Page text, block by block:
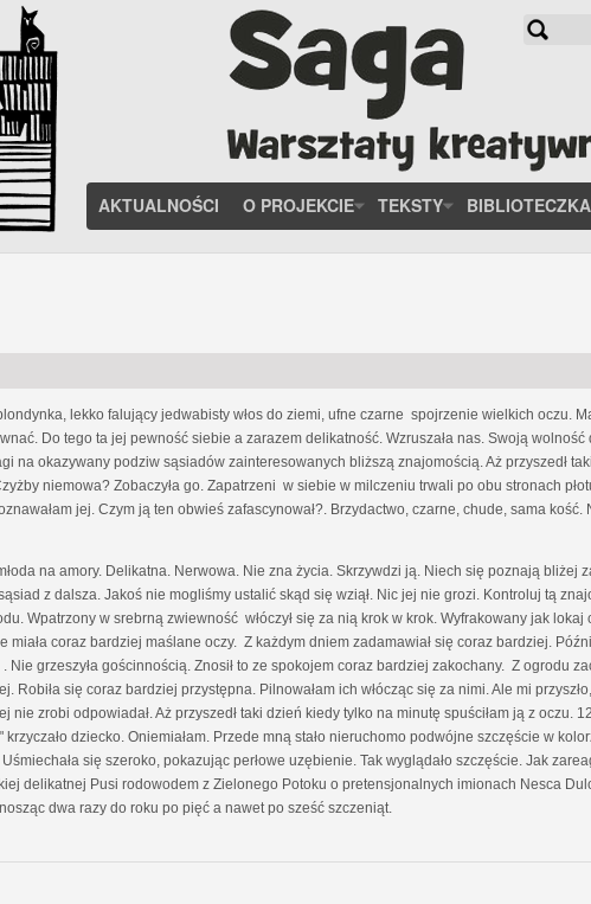
Szukaj
AKTUALNOŚCI O PROJEKCIE TEKSTY BIBLIOTECZKA
lekko falujący jedwabisty włos do ziemi, ufne czarne spojrzenie wielkich oczu.
Do tego ta jej pewność siebie a zarazem delikatność. Wzruszała nas. Swoją wolność
na okazywany podziw sąsiadów zainteresowanych bliższą znajomością. Aż przyszedł
niemowa? Zobaczyła go. Zapatrzeni w siebie w milczeniu trwali po obu stronach
jej. Czym ją ten obwieś zafascynował?. Brzydactwo, czarne, chude, sama kość.
na amory. Delikatna. Nerwowa. Nie zna życia. Skrzywdzi ją. Niech się poznają bliżej
z dalsza. Jakoś nie mogliśmy ustalić skąd się wziął. Nic jej nie grozi. Kontroluj tą
Wpatrzony w srebrną zwiewność włóczył się za nią krok w krok. Wyfrakowany jak lokaj
coraz bardziej maślane oczy. Z każdym dniem zadamawiał się coraz bardziej.
grzeszyła gościnnością. Znosił to ze spokojem coraz bardziej zakochany. Z ogrodu
Robiła się coraz bardziej przystępna. Pilnowałam ich włócząc się za nimi. Ale mi
nie zrobi odpowiadał. Aż przyszedł taki dzień kiedy tylko na minutę spuściłam ją z oczu.
krzyczało dziecko. Oniemiałam. Przede mną stało nieruchomo podwójne szczęście w
się szeroko, pokazując perłowe uzębienie. Tak wyglądało szczęście. Jak
delikatnej Pusi rodowodem z Zielonego Potoku o pretensjonalnych imionach Nesca
dwa razy do roku po pięć a nawet po sześć szczeniąt.